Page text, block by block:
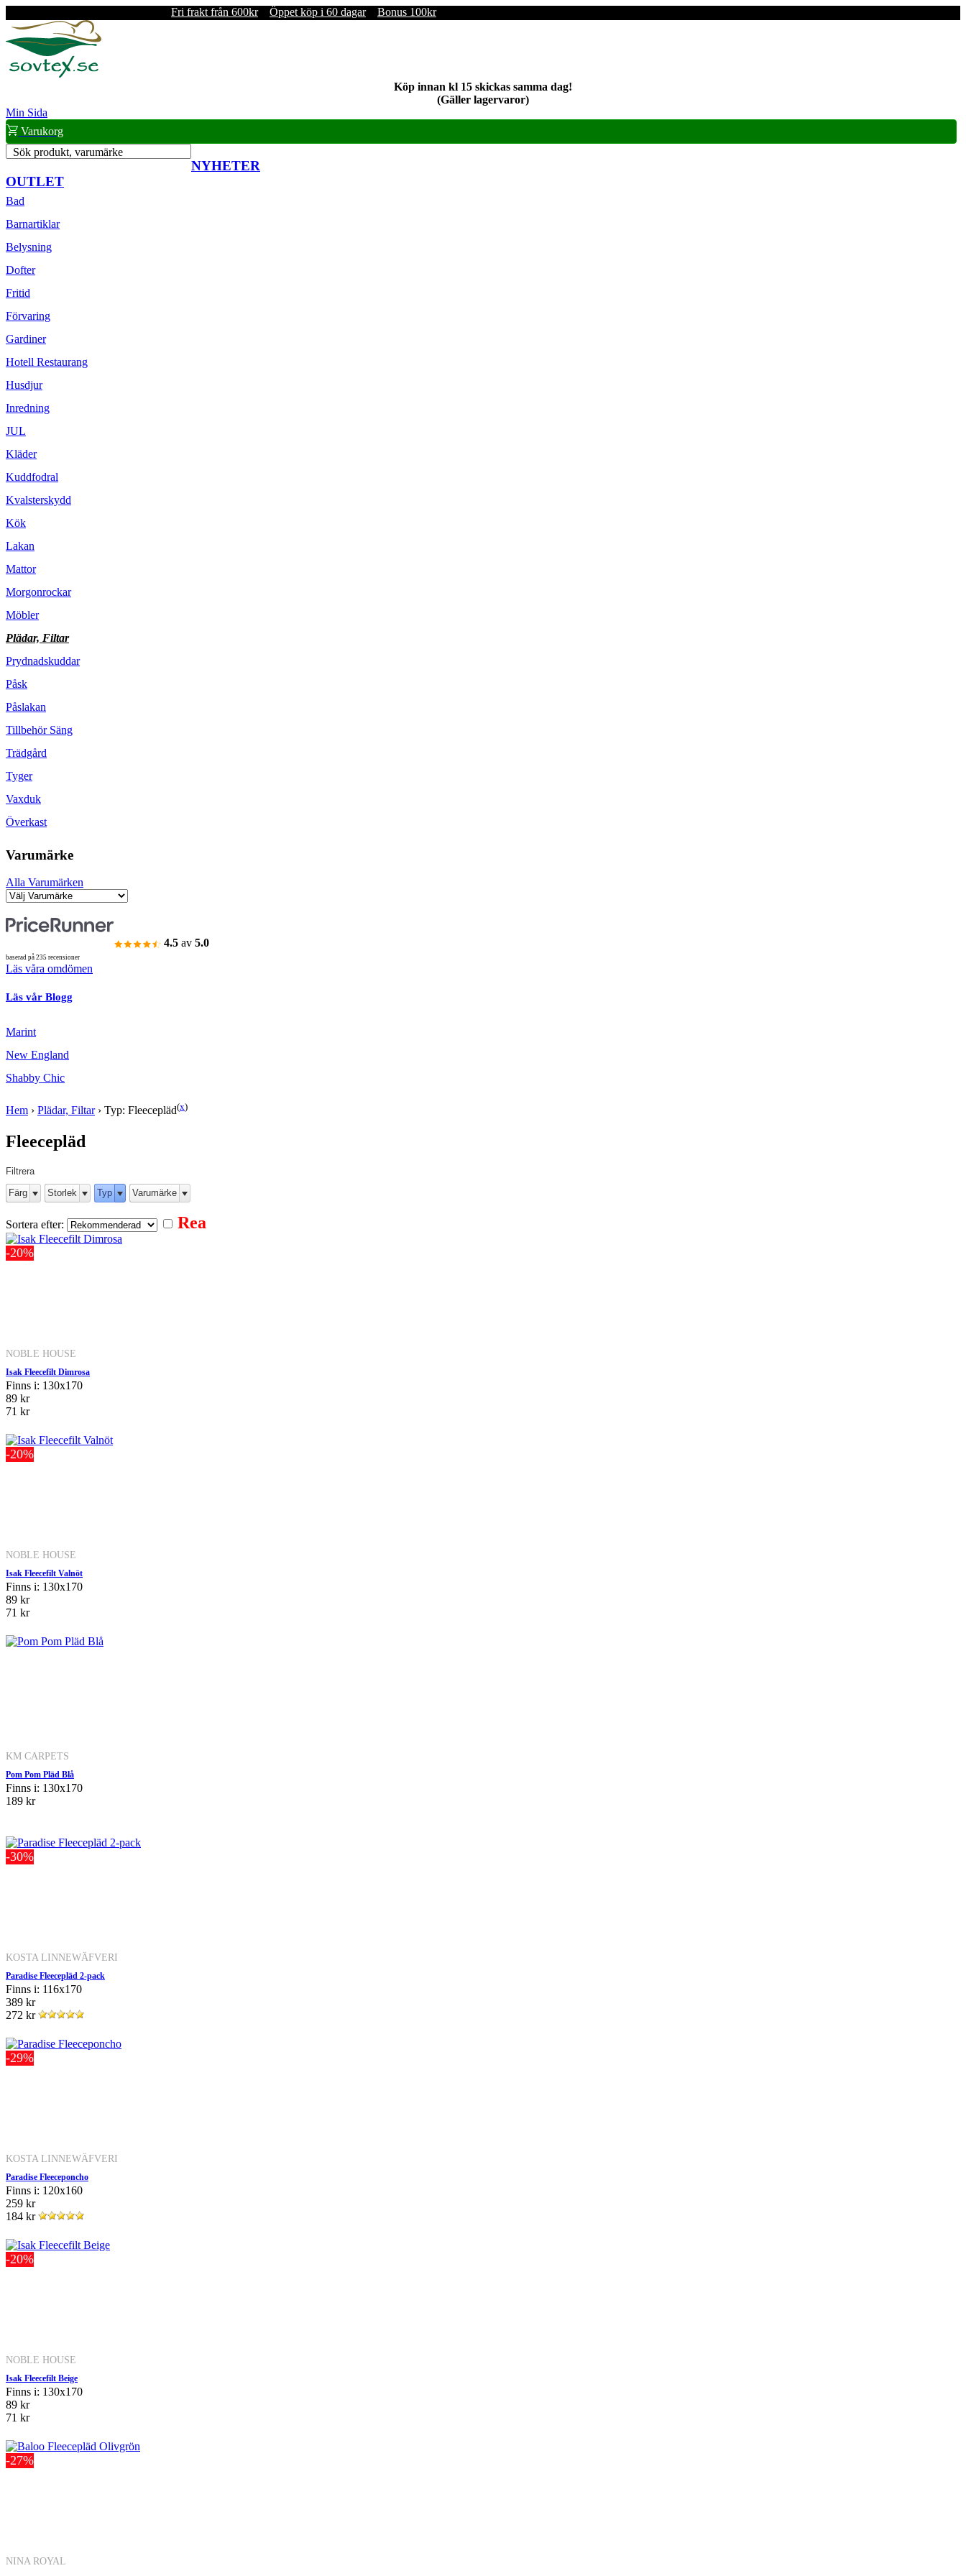
Fri frakt från 600kr Öppet köp i 60 dagar Bonus 100kr
Köp innan kl 15 skickas samma dag!
(Gäller lagervaror)
Min Sida
Varukorg
Sök produkt, varumärke
NYHETER
OUTLET
Bad
Barnartiklar
Belysning
Dofter
Fritid
Förvaring
Gardiner
Hotell Restaurang
Husdjur
Inredning
JUL
Kläder
Kuddfodral
Kvalsterskydd
Kök
Lakan
Mattor
Morgonrockar
Möbler
Plädar, Filtar
Prydnadskuddar
Påsk
Påslakan
Tillbehör Säng
Trädgård
Tyger
Vaxduk
Överkast
Varumärke
Alla Varumärken
4.5 av 5.0
baserad på 235 recensioner
Läs våra omdömen
Läs vår Blogg
Marint
New England
Shabby Chic
Hem › Plädar, Filtar› Typ: Fleecepläd(x)
Fleecepläd
Filtrera
Färg
Storlek Typ Varumärke
Sortera efter: Rea
-20%
NOBLE HOUSE
Isak Fleecefilt Dimrosa
Finns i: 130x170
89 kr
71 kr
-20%
NOBLE HOUSE
Isak Fleecefilt Valnöt
Finns i: 130x170
89 kr
71 kr
KM CARPETS
Pom Pom Pläd Blå
Finns i: 130x170
189 kr
-30%
KOSTA LINNEWÄFVERI
Paradise Fleecepläd 2-pack
Finns i: 116x170
389 kr
272 kr
-29%
KOSTA LINNEWÄFVERI
Paradise Fleeceponcho
Finns i: 120x160
259 kr
184 kr
-20%
NOBLE HOUSE
Isak Fleecefilt Beige
Finns i: 130x170
89 kr
71 kr
-27%
NINA ROYAL